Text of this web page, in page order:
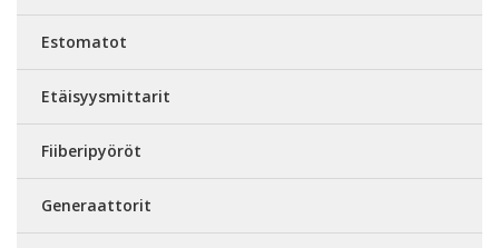
Estomatot
Etäisyysmittarit
Fiiberipyöröt
Generaattorit